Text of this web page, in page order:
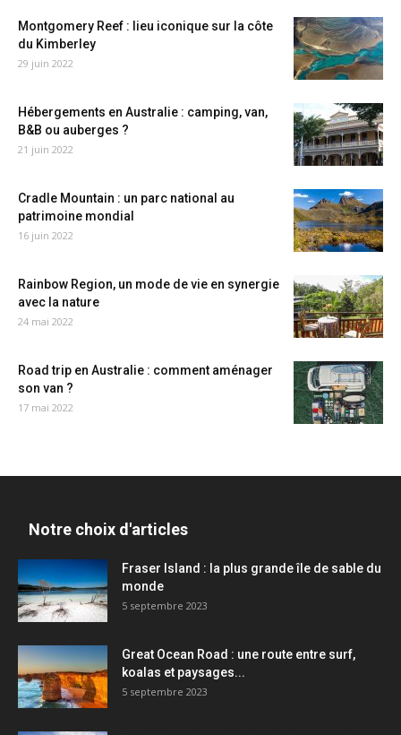
Montgomery Reef : lieu iconique sur la côte
du Kimberley
29 juin 2022
Hébergements en Australie : camping, van,
B&B ou auberges ?
21 juin 2022
Cradle Mountain : un parc national au
patrimoine mondial
16 juin 2022
Rainbow Region, un mode de vie en synergie
avec la nature
24 mai 2022
Road trip en Australie : comment aménager
son van ?
17 mai 2022
Notre choix d'articles
Fraser Island : la plus grande île de sable du
monde
5 septembre 2023
Great Ocean Road : une route entre surf,
koalas et paysages...
5 septembre 2023